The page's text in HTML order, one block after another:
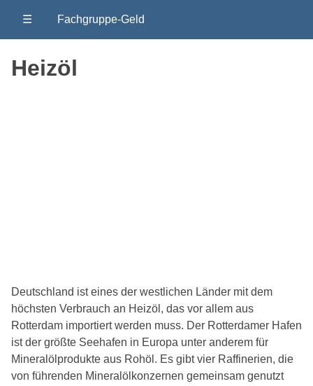
☰ Fachgruppe-Geld
Heizöl
Deutschland ist eines der westlichen Länder mit dem
höchsten Verbrauch an Heizöl, das vor allem aus
Rotterdam importiert werden muss. Der Rotterdamer Hafen
ist der größte Seehafen in Europa unter anderem für
Mineralölprodukte aus Rohöl. Es gibt vier Raffinerien, die
von führenden Mineralölkonzernen gemeinsam genutzt